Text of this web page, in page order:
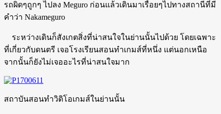
รถผิดๆถูกๆ ไปลง Meguro ก่อนแล้วเดินมาเรื่อยๆไปทางสถานีที่มี
คำว่า Nakameguro
ระหว่างเดินก็สังเกตสิ่งที่น่าสนใจในย่านนั้นไปด้วย โดยเฉพาะ
ที่เกี่ยวกับดนตรี เจอโรงเรียนสอนทำเกมส์ที่หนึ่ง แต่นอกเหนือ
จากนั้นก็ยังไม่เจออะไรที่น่าสนใจมาก
สถาบันสอนทำวิดิโอเกมส์ในย่านนั้น